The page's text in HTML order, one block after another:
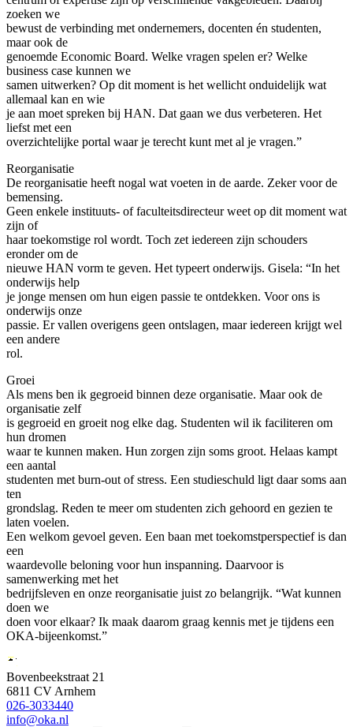
zoeken we
bewust de verbinding met ondernemers, docenten én studenten,
maar ook de
genoemde Economic Board. Welke vragen spelen er? Welke
business case kunnen we
samen uitwerken? Op dit moment is het wellicht onduidelijk wat
allemaal kan en wie
je aan moet spreken bij HAN. Dat gaan we dus verbeteren. Het
liefst met een
overzichtelijke portal waar je terecht kunt met al je vragen.”
Reorganisatie
De reorganisatie heeft nogal wat voeten in de aarde. Zeker voor de
bemensing.
Geen enkele instituuts- of faculteitsdirecteur weet op dit moment wat
zijn of
haar toekomstige rol wordt. Toch zet iedereen zijn schouders
eronder om de
nieuwe HAN vorm te geven. Het typeert onderwijs. Gisela: “In het
onderwijs help
je jonge mensen om hun eigen passie te ontdekken. Voor ons is
onderwijs onze
passie. Er vallen overigens geen ontslagen, maar iedereen krijgt wel
een andere
rol.
Groei
Als mens ben ik gegroeid binnen deze organisatie. Maar ook de
organisatie zelf
is gegroeid en groeit nog elke dag. Studenten wil ik faciliteren om
hun dromen
waar te kunnen maken. Hun zorgen zijn soms groot. Helaas kampt
een aantal
studenten met burn-out of stress. Een studieschuld ligt daar soms aan
ten
grondslag. Reden te meer om studenten zich gehoord en gezien te
laten voelen.
Een welkom gevoel geven. Een baan met toekomstperspectief is dan
een
waardevolle beloning voor hun inspanning. Daarvoor is
samenwerking met het
bedrijfsleven en onze reorganisatie juist zo belangrijk. “Wat kunnen
doen we
doen voor elkaar? Ik maak daarom graag kennis met je tijdens een
OKA-bijeenkomst.”
Bovenbeekstraat 21
6811 CV Arnhem
026-3033440
info@oka.nl